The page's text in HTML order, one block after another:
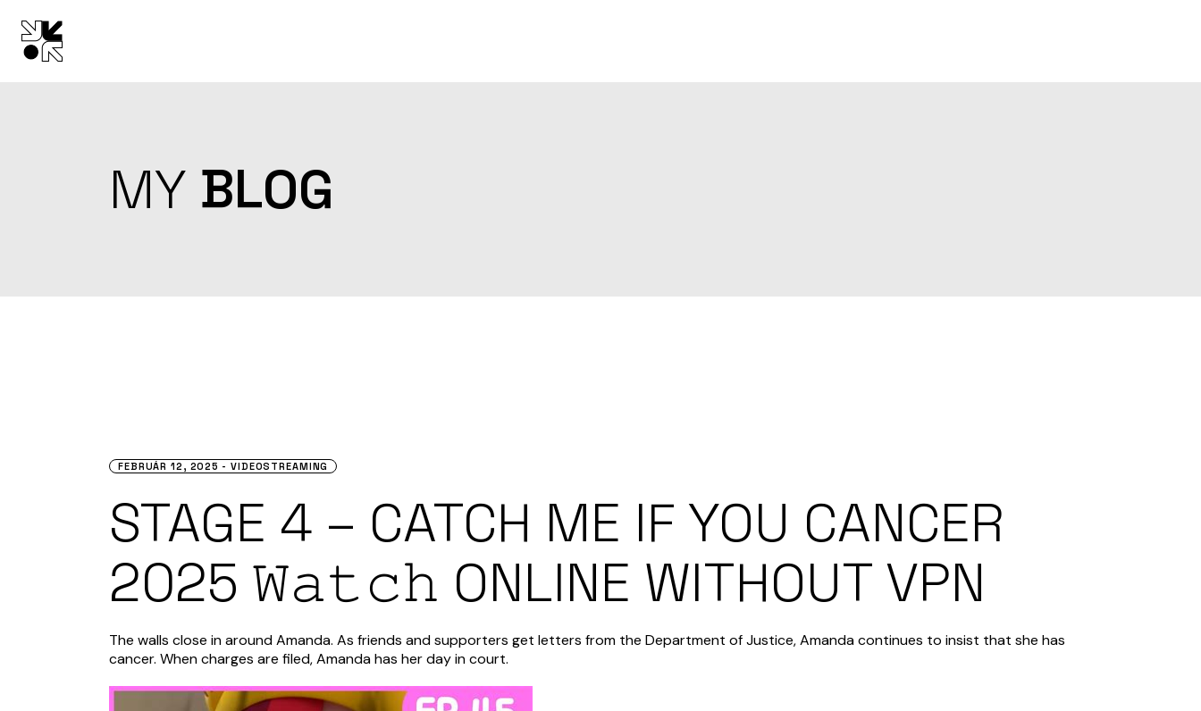
content
MY BLOG
FEBRUÁR 12, 2025 VIDEOSTREAMING
STAGE 4 – CATCH ME IF YOU CANCER
2025 𝚆𝚊𝚝𝚌𝚑 ONLINE WITHOUT VPN
The walls close in around Amanda. As friends and supporters get letters from the Department of Justice, Amanda continues to insist that she has
cancer. When charges are filed, Amanda has her day in court.